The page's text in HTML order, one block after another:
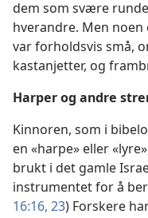
dem som svære
hverandre. Men
var forholdsvis små,
kastanjetter, og
Harper og andre
Kinnoren, som i
en «harpe» eller
brukt i det gamle
instrumentet for å
16:16, 23) Forskere